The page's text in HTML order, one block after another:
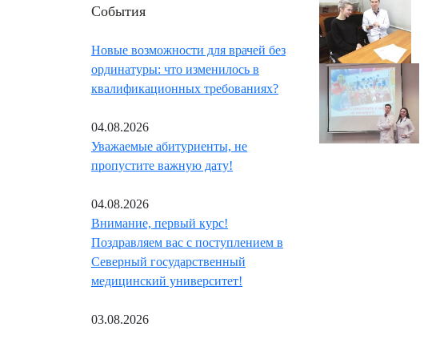
События
Новые возможности для врачей без
ординатуры: что изменилось в
квалификационных требованиях?
04.08.2026
Уважаемые абитуриенты, не
пропустите важную дату!
04.08.2026
Внимание, первый курс!
Поздравляем вас с поступлением в
Северный государственный
медицинский университет!
03.08.2026